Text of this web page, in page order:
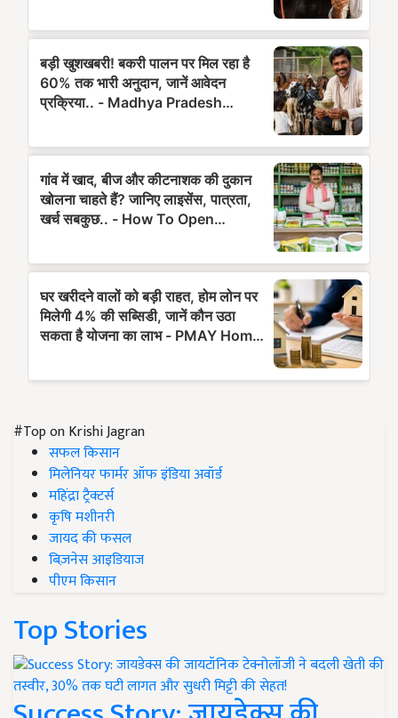
#Top on Krishi Jagran
सफल किसान
मिलेनियर फार्मर ऑफ इंडिया अवॉर्ड
महिंद्रा ट्रैक्टर्स
कृषि मशीनरी
जायद की फसल
बिज़नेस आइडियाज
पीएम किसान
Top Stories